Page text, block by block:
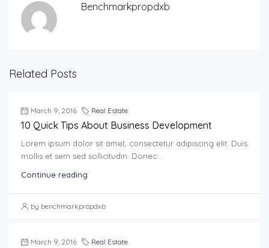
Benchmarkpropdxb
Related Posts
March 9, 2016 Real Estate
10 Quick Tips About Business Development
Lorem ipsum dolor sit amet, consectetur adipiscing elit. Duis
mollis et sem sed sollicitudin. Donec...
Continue reading
by benchmarkpropdxb
March 9, 2016 Real Estate